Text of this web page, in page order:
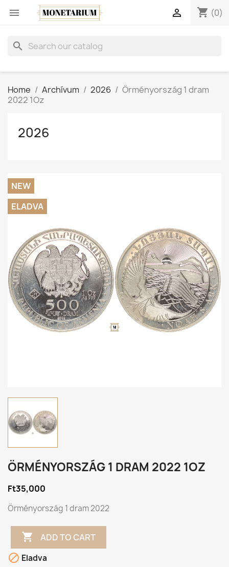
 shopping_cart (0)

search
Home Archívum 2026
Örményország 1 dram
2022 1Oz
2026
NEW
ELADVA
ÖRMÉNYORSZÁG 1 DRAM 2022 1OZ
Ft35,000
Örményország 1 dram 2022
 ADD TO CART
 Eladva